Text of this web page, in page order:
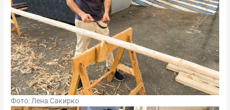
Фото: Лена Сакирко